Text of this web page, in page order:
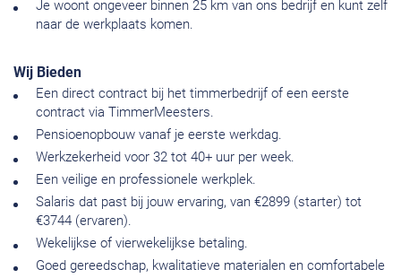
Je woont ongeveer binnen 25 km van ons bedrijf en kunt zelf
naar de werkplaats komen.
Wij Bieden
Een direct contract bij het timmerbedrijf of een eerste
contract via TimmerMeesters.
Pensioenopbouw vanaf je eerste werkdag.
Werkzekerheid voor 32 tot 40+ uur per week.
Een veilige en professionele werkplek.
Salaris dat past bij jouw ervaring, van €2899 (starter) tot
€3744 (ervaren).
Wekelijkse of vierwekelijkse betaling.
Goed gereedschap, kwalitatieve materialen en comfortabele